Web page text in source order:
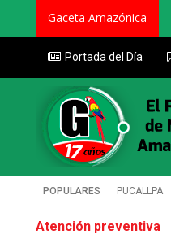
Gaceta Amazónica
Portada del Día
POPULARES PUCALLPA
Atención preventiva